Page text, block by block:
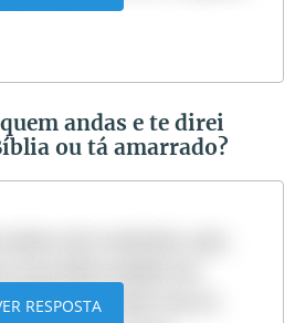
andas e te direi
ou tá amarrado?
que anda com os
RESPOSTA